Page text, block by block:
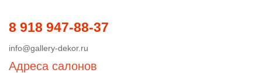
8 918 947-88-37
info@gallery-dekor.ru
Адреса салонов